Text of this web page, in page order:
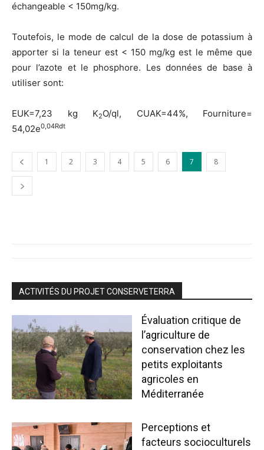
échangeable < 150mg/kg.
Toutefois, le mode de calcul de la dose de potassium à
apporter si la teneur est < 150 mg/kg est le même que
pour l’azote et le phosphore. Les données de base à
utiliser sont:
EUK=7,23 kg K2O/ql, CUAK=44%, Fourniture=
54,02e0,04Rdt
1 2 3 4 5 6 7 8
ACTIVITÉS DU PROJET CONSERVETERRA
Évaluation critique de
l’agriculture de
conservation chez les
petits exploitants
agricoles en
Méditerranée
Perceptions et
facteurs socioculturels